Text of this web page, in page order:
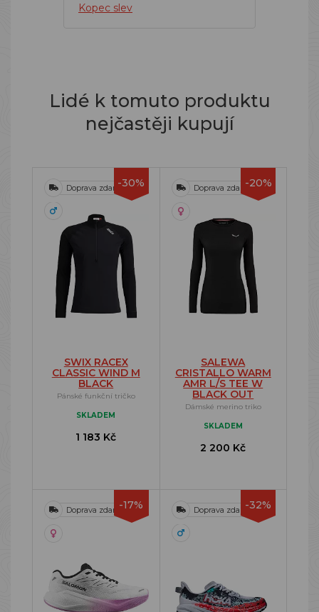
Kopec slev
Lidé k tomuto produktu
nejčastěji kupují
-30%
Doprava zdarma
SWIX RACEX
CLASSIC WIND M
BLACK
Pánské funkční tričko
SKLADEM
1 183 Kč
-20%
Doprava zdarma
SALEWA
CRISTALLO WARM
AMR L/S TEE W
BLACK OUT
Dámské merino triko
SKLADEM
2 200 Kč
-17%
Doprava zdarma -32%
Doprava zdarma